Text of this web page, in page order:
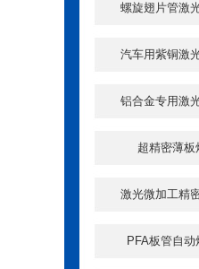
螺旋翅片管激
汽车用紫铜激
铝合金专用激
超精密薄板
激光微加工精
PFA板管自动